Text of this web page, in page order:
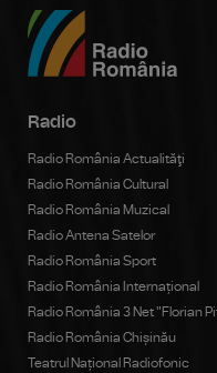
Radio
Radio România Actualităţi
Radio România Cultural
Radio România Muzical
Radio Antena Satelor
Radio România Sport
Radio România Internațional
Radio România 3 Net "Florian
Radio România Chișinău
Teatrul Național Radiofonic